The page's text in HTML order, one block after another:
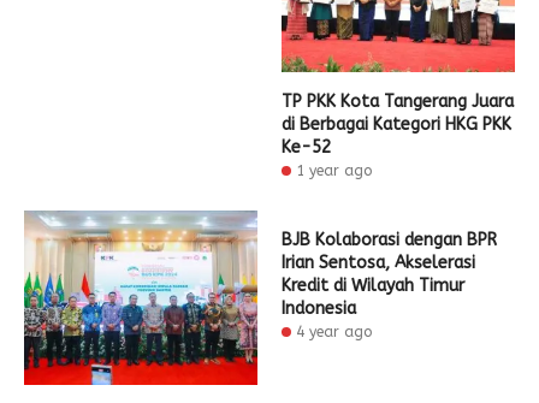
TP PKK Kota Tangerang Juara
di Berbagai Kategori HKG PKK
Ke-52
1 year ago
BJB Kolaborasi dengan BPR
Irian Sentosa, Akselerasi
Kredit di Wilayah Timur
Indonesia
4 year ago